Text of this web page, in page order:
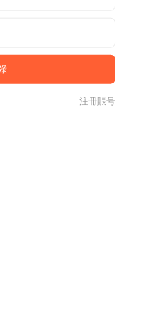
注冊賬号